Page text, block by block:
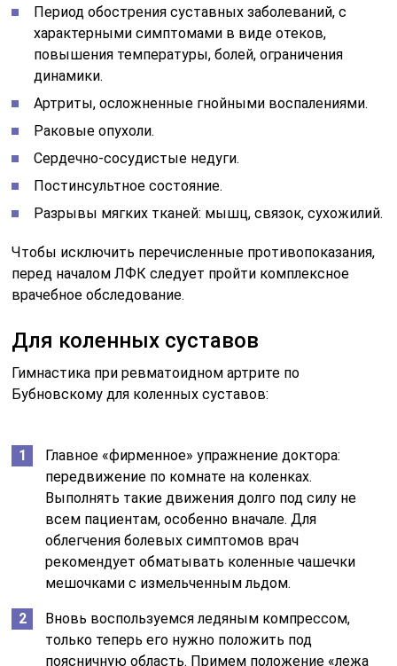
Период обострения суставных заболеваний, с
характерными симптомами в виде отеков,
повышения температуры, болей, ограничения
динамики.
Артриты, осложненные гнойными воспалениями.
Раковые опухоли.
Сердечно-сосудистые недуги.
Постинсультное состояние.
Разрывы мягких тканей: мышц, связок, сухожилий.
Чтобы исключить перечисленные противопоказания,
перед началом ЛФК следует пройти комплексное
врачебное обследование.
Для коленных суставов
Гимнастика при ревматоидном артрите по
Бубновскому для коленных суставов:
Главное «фирменное» упражнение доктора:
передвижение по комнате на коленках.
Выполнять такие движения долго под силу не
всем пациентам, особенно вначале. Для
облегчения болевых симптомов врач
рекомендует обматывать коленные чашечки
мешочками с измельченным льдом.
Вновь воспользуемся ледяным компрессом,
только теперь его нужно положить под
поясничную область. Примем положение «лежа